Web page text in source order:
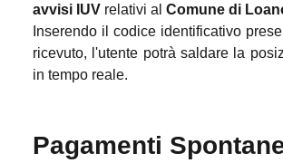
avvisi IUV relativi al Comune di
Inserendo il codice identificativo
ricevuto, l'utente potrà saldare la
in tempo reale.
Pagamenti